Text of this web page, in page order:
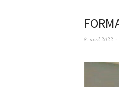
8. avril 2022